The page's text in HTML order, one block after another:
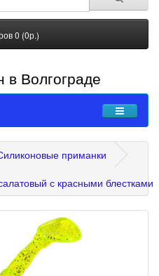
0 (0р.)
Волгограде
приманки
с красными блестками